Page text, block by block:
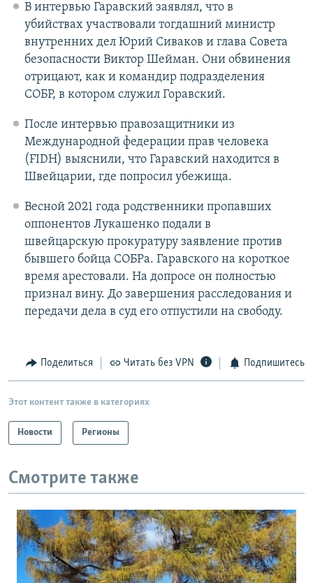
В интервью Гаравский заявлял, что в
убийствах участвовали тогдашний министр
внутренних дел Юрий Сиваков и глава Совета
безопасности Виктор Шейман. Они обвинения
отрицают, как и командир подразделения
СОБР, в котором служил Горавский.
После интервью правозащитники из
Международной федерации прав человека
(FIDH) выяснили, что Гаравский находится в
Швейцарии, где попросил убежища.
Весной 2021 года родственники пропавших
оппонентов Лукашенко подали в
швейцарскую прокуратуру заявление против
бывшего бойца СОБРа. Гаравского на короткое
время арестовали. На допросе он полностью
признал вину. До завершения расследования и
передачи дела в суд его отпустили на свободу.
Поделиться Читать без VPN Подпишитесь
Этот контент также в категориях
Новости Регионы
Смотрите также